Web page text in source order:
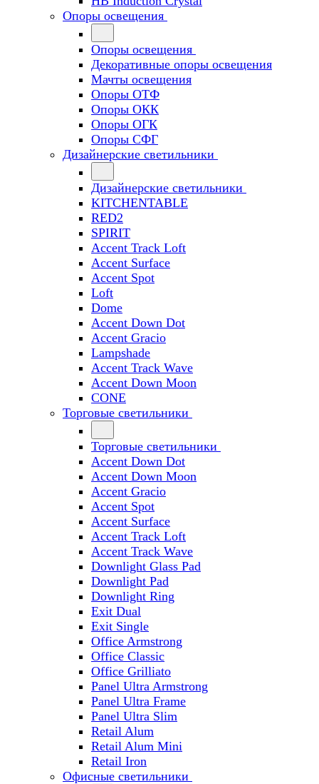
Опоры освещения
Опоры освещения
Декоративные опоры освещения
Мачты освещения
Опоры ОТФ
Опоры ОКК
Опоры ОГК
Опоры СФГ
Дизайнерские светильники
Дизайнерские светильники
KITCHENTABLE
RED2
SPIRIT
Accent Track Loft
Accent Surface
Accent Spot
Loft
Dome
Accent Down Dot
Accent Gracio
Lampshade
Accent Track Wave
Accent Down Moon
CONE
Торговые светильники
Торговые светильники
Accent Down Dot
Accent Down Moon
Accent Gracio
Accent Spot
Accent Surface
Accent Track Loft
Accent Track Wave
Downlight Glass Pad
Downlight Pad
Downlight Ring
Exit Dual
Exit Single
Office Armstrong
Office Classic
Office Grilliato
Panel Ultra Armstrong
Panel Ultra Frame
Panel Ultra Slim
Retail Alum
Retail Alum Mini
Retail Iron
Офисные светильники